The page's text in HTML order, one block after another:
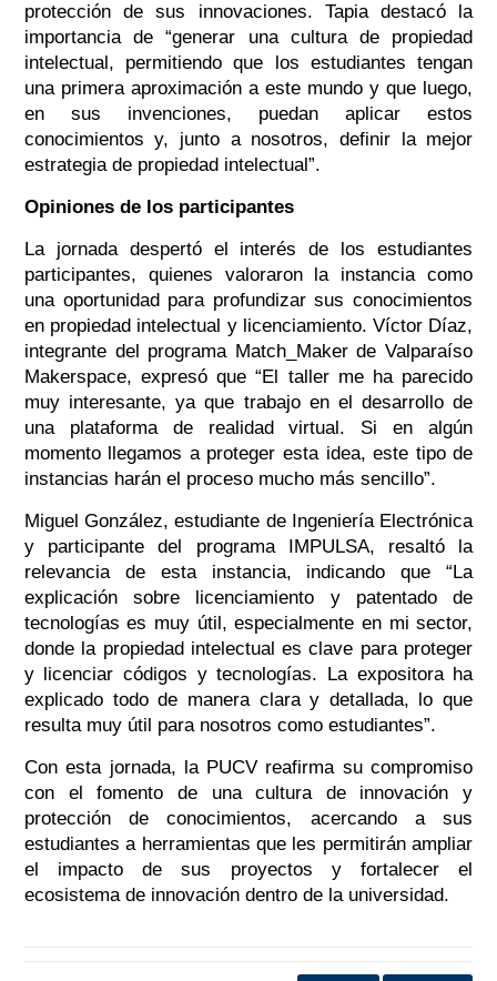
protección de sus innovaciones. Tapia destacó la
importancia de “generar una cultura de propiedad
intelectual, permitiendo que los estudiantes tengan
una primera aproximación a este mundo y que luego,
en sus invenciones, puedan aplicar estos
conocimientos y, junto a nosotros, definir la mejor
estrategia de propiedad intelectual”.
Opiniones de los participantes
La jornada despertó el interés de los estudiantes
participantes, quienes valoraron la instancia como
una oportunidad para profundizar sus conocimientos
en propiedad intelectual y licenciamiento. Víctor Díaz,
integrante del programa Match_Maker de Valparaíso
Makerspace, expresó que “El taller me ha parecido
muy interesante, ya que trabajo en el desarrollo de
una plataforma de realidad virtual. Si en algún
momento llegamos a proteger esta idea, este tipo de
instancias harán el proceso mucho más sencillo”.
Miguel González, estudiante de Ingeniería Electrónica
y participante del programa IMPULSA, resaltó la
relevancia de esta instancia, indicando que “La
explicación sobre licenciamiento y patentado de
tecnologías es muy útil, especialmente en mi sector,
donde la propiedad intelectual es clave para proteger
y licenciar códigos y tecnologías. La expositora ha
explicado todo de manera clara y detallada, lo que
resulta muy útil para nosotros como estudiantes”.
Con esta jornada, la PUCV reafirma su compromiso
con el fomento de una cultura de innovación y
protección de conocimientos, acercando a sus
estudiantes a herramientas que les permitirán ampliar
el impacto de sus proyectos y fortalecer el
ecosistema de innovación dentro de la universidad.